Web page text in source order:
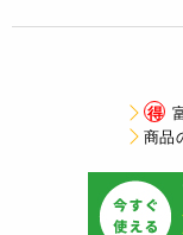
得
商品